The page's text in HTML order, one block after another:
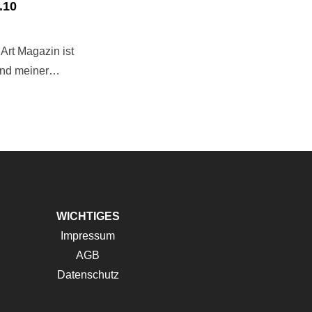
Magazin ist
meiner…
WICHTIGES
Impressum
AGB
Datenschutz